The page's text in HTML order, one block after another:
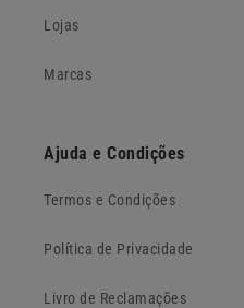
Lojas
Marcas
Ajuda e Condições
Termos e Condições
Política de Privacidade
Livro de Reclamações